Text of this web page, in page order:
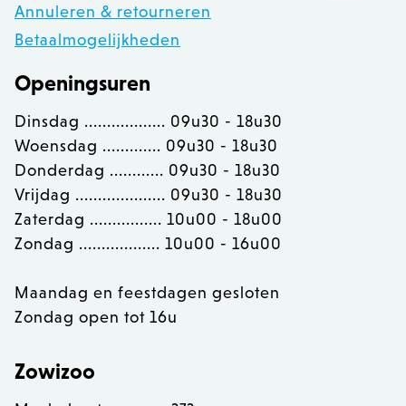
Annuleren & retourneren
Betaalmogelijkheden
Openingsuren
Dinsdag .................. 09u30 - 18u30
Woensdag ............. 09u30 - 18u30
Donderdag ............ 09u30 - 18u30
Vrijdag .................... 09u30 - 18u30
Zaterdag ................ 10u00 - 18u00
Zondag .................. 10u00 - 16u00
Maandag en feestdagen gesloten
Zondag open tot 16u
Zowizoo
__cfruid
Cloudflare Inc.
OptanonConsent